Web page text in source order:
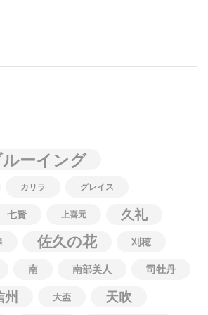
ーイング
カリラ グレイス
七賢 上喜元
久礼
佐久の花 刈穂
南 南部美人 司牡丹
州 大盃 天吹